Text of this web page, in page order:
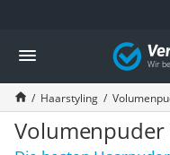
Die beliebtesten Vergleiche
Drogerie
Inhalator
Haarschneider
Rollator
Braun Rasierer
Vergleich
Haarstyling
Volumenpuder